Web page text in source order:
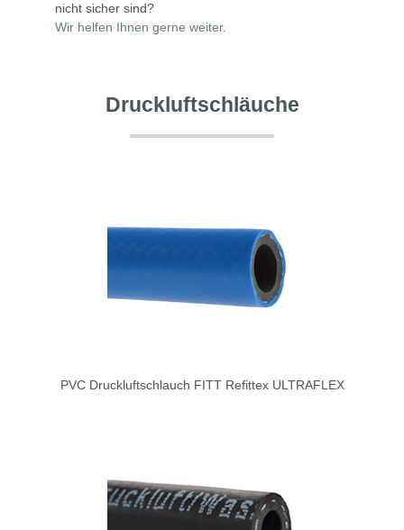
nicht sicher sind?
Wir helfen Ihnen gerne weiter.
Druckluftschläuche
PVC Druckluftschlauch FITT Refittex ULTRAFLEX